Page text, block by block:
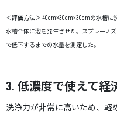
＜評価方法＞ 40cm×30cm×30cmの水槽
水槽全体に泡を発生させた。スプレーノ
で低下するまでの水量を測定した。
3. 低濃度で使えて経
洗浄力が非常に高いため、軽